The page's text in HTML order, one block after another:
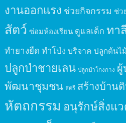
งานออกแรง ช่วยกิจกรรม ช่ว
สัตว์ ซ่อมห้องเรียน ดูแลเด็ก ทา
ทำยางยืด ทำโป่ง บริจาค ปลูกต้นไ
ปลูกป่าชายเลน ปลูกป่าโกงกาง ผู้
พัฒนาชุมชน สตรี สร้างบ้าน
หัตถกรรม อนุรักษ์สิ่งแ